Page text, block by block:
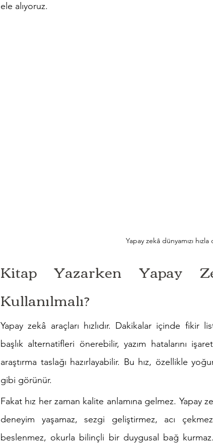
ele alıyoruz.
Yapay zekâ dünyamızı
Kitap Yazarken Yapay
Kullanılmalı?
Yapay zekâ araçları hızlıdır. Dakikalar içinde fikir
başlık alternatifleri önerebilir, yazım hatalarını
araştırma taslağı hazırlayabilir. Bu hız, özellikle
gibi görünür.
Fakat hız her zaman kalite anlamına gelmez.
deneyim yaşamaz, sezgi geliştirmez, acı
beslenmez, okurla bilinçli bir duygusal bağ